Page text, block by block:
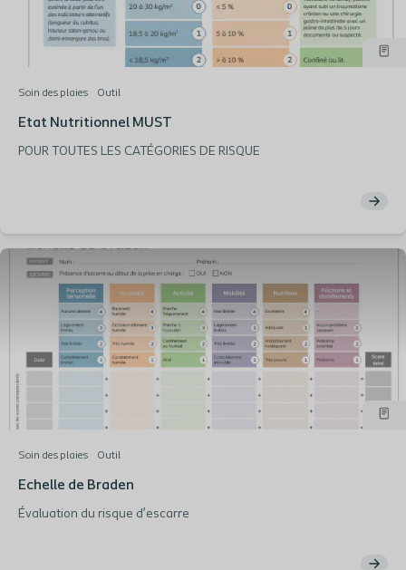
Soin des plaies Outil
Etat Nutritionnel MUST
POUR TOUTES LES CATÉGORIES DE RISQUE
Soin des plaies Outil
Echelle de Braden
Évaluation du risque d’escarre